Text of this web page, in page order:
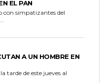
EL PAN
A UN HOMBRE EN
tarde de este jueves al